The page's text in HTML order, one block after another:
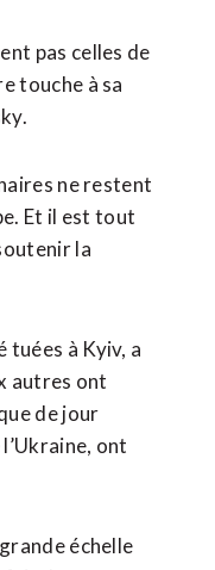
pas celles ‌de
touche à sa
ne restent
Et il est tout
la
tuées à Kyiv, a
autres ont
de jour
ont
échelle